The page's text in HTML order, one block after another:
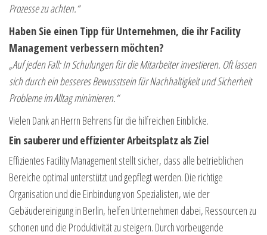
Prozesse zu achten.“
Haben Sie einen Tipp für Unternehmen, die ihr Facility
Management verbessern möchten?
„Auf jeden Fall: In Schulungen für die Mitarbeiter investieren. Oft lassen
sich durch ein besseres Bewusstsein für Nachhaltigkeit und Sicherheit
Probleme im Alltag minimieren.“
Vielen Dank an Herrn Behrens für die hilfreichen Einblicke.
Ein sauberer und effizienter Arbeitsplatz als Ziel
Effizientes Facility Management stellt sicher, dass alle betrieblichen
Bereiche optimal unterstützt und gepflegt werden. Die richtige
Organisation und die Einbindung von Spezialisten, wie der
Gebäudereinigung in Berlin, helfen Unternehmen dabei, Ressourcen zu
schonen und die Produktivität zu steigern. Durch vorbeugende